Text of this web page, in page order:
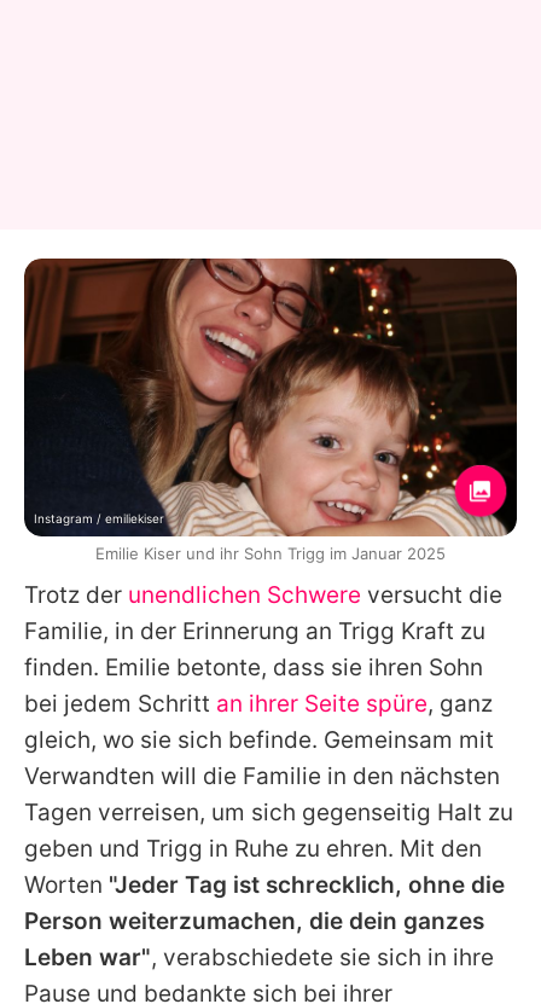
Trotz der unendlichen Schwere versucht die
Familie, in der Erinnerung an Trigg Kraft zu
finden. Emilie betonte, dass sie ihren Sohn
bei jedem Schritt an ihrer Seite spüre, ganz
gleich, wo sie sich befinde. Gemeinsam mit
Verwandten will die Familie in den nächsten
Tagen verreisen, um sich gegenseitig Halt zu
geben und Trigg in Ruhe zu ehren. Mit den
Worten "Jeder Tag ist schrecklich, ohne die
Person weiterzumachen, die dein ganzes
Leben war", verabschiedete sie sich in ihre
Pause und bedankte sich bei ihrer
Instagram / emiliekiser
Emilie Kiser und ihr Sohn Trigg im Januar 2025